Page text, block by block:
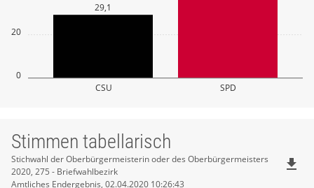
0
20
CSU SPD
29,1
Stimmen tabellarisch
Stimmen
Stichwahl der Oberbürgermeisterin oder des Oberbürgermeisters
2020, 275 - Briefwahlbezirk
Amtliches Endergebnis, 02.04.2020 10:26:43
file_download